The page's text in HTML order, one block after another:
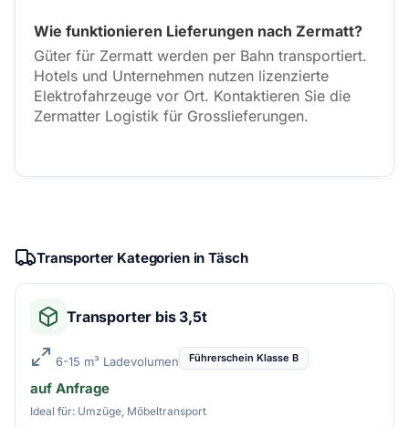
Wie funktionieren Lieferungen nach Zermatt?
Güter für Zermatt werden per Bahn transportiert.
Hotels und Unternehmen nutzen lizenzierte
Elektrofahrzeuge vor Ort. Kontaktieren Sie die
Zermatter Logistik für Grosslieferungen.
Transporter Kategorien in Täsch
Transporter bis 3,5t
6-15 m³ Ladevolumen Führerschein Klasse B
auf Anfrage
Ideal für: Umzüge, Möbeltransport